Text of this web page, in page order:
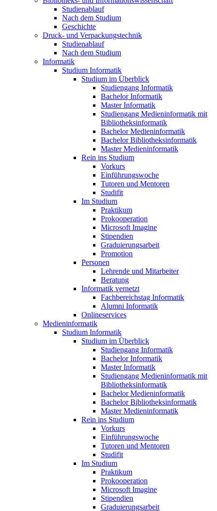
Studienablauf
Nach dem Studium
Geschichte
Druck- und Verpackungstechnik
Studienablauf
Nach dem Studium
Informatik
Studium Informatik
Studium im Überblick
Studiengang Informatik
Bachelor Informatik
Master Informatik
Studiengang Medieninformatik mit
Bibliotheksinformatik
Bachelor Medieninformatik
Bachelor Bibliotheksinformatik
Master Medieninformatik
Rein ins Studium
Vorkurs
Einführungswoche
Tutoren und Mentoren
Studifit
Im Studium
Praktikum
Prokooperation
Microsoft Imagine
Stipendien
Graduierungsarbeit
Promotion
Personen
Lehrende und Mitarbeiter
Beratung
Informatik vernetzt
Fachbereichstag Informatik
Alumni Informatik
Onlineservices
Medieninformatik
Studium Informatik
Studium im Überblick
Studiengang Informatik
Bachelor Informatik
Master Informatik
Studiengang Medieninformatik mit
Bibliotheksinformatik
Bachelor Medieninformatik
Bachelor Bibliotheksinformatik
Master Medieninformatik
Rein ins Studium
Vorkurs
Einführungswoche
Tutoren und Mentoren
Studifit
Im Studium
Praktikum
Prokooperation
Microsoft Imagine
Stipendien
Graduierungsarbeit